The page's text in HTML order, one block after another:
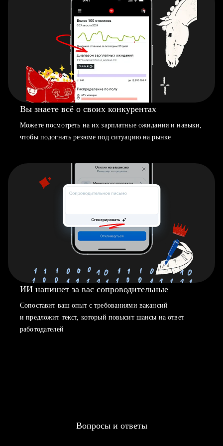
Вы знаете всё о своих конкурентах
Можете посмотреть на их зарплатные ожидания и навыки,
чтобы подогнать резюме под ситуацию на рынке
ИИ напишет за вас сопроводительные
Сопоставит ваш опыт с требованиями вакансий
и предложит текст, который повысит шансы на ответ
работодателей
Вопросы и ответы